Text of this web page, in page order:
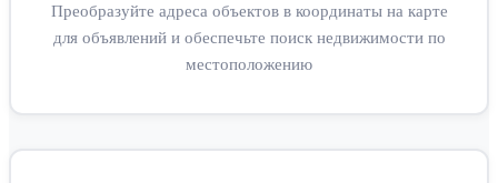
Преобразуйте адреса объектов в координаты на карте
для объявлений и обеспечьте поиск недвижимости по
местоположению